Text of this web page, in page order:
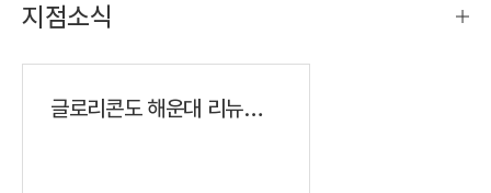
지점소식
글로리콘도 해운대 리뉴얼 실시